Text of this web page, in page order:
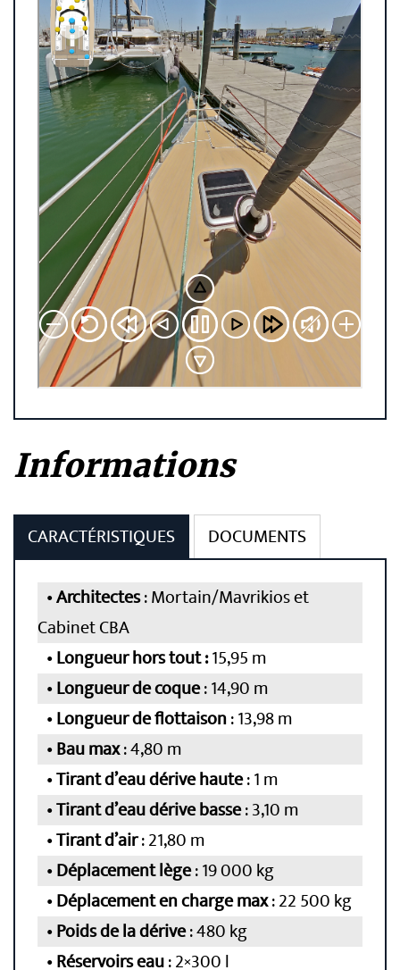
Informations
CARACTÉRISTIQUES
DOCUMENTS
Architectes: Mortain/Mavrikios et
Cabinet CBA
Longueur hors tout :15,95 m
Longueur de coque: 14,90 m
Longueur de flottaison: 13,98 m
Baumax: 4,80 m
Tirant d’eau dérive haute: 1 m
Tirant d’eau dérive basse: 3,10 m
Tirant d’air: 21,80 m
Déplacement lège: 19 000 kg
Déplacement en charge max: 22 500 kg
Poids de la dérive: 480 kg
Réservoirs eau: 2×300 l